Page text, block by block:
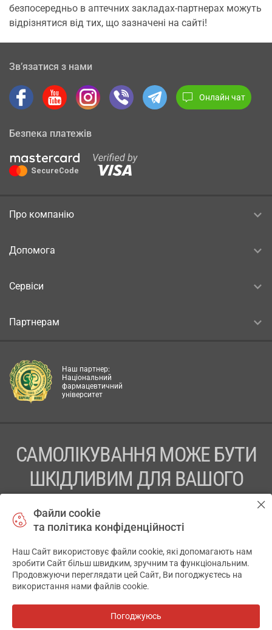
безпосередньо в аптечних закладах-партнерах можуть
відрізнятися від тих, що зазначені на сайті!
Зв’язатися з нами
Онлайн чат
Безпека платежів
Про компанію
Допомога
Сервіси
Партнерам
Наш партнер:
Національний
фармацевтичний
університет
САМОЛІКУВАННЯ МОЖЕ БУТИ
ШКІДЛИВИМ ДЛЯ ВАШОГО
ПЕРЕД ЗАСТОСУВАННЯМ ПРЕПАРАТУ ПРОКОНСУЛЬТУЙТЕСЬ
ТОВ «АПТЕКА 911.ЮА» Код ЄДРПОУ 43631965.
Відмова від відповідальності
© 2014-2026. Медична інформаційна система АПТЕКА911.ЮА
Файли cookie
та політика конфіденційності
Наш Сайт використовує файли cookie, які допомагають нам
зробити Сайт більш швидким, зручним та функціональним.
Продовжуючи переглядати цей Сайт, Ви погоджуєтесь на
використання нами файлів cookie.
Погоджуюсь
✕